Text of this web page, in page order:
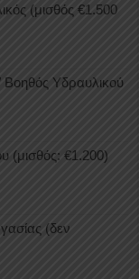
(μισθός €1.500
Βοηθός Υδραυλικού
(μισθός: €1.200)
(δεν